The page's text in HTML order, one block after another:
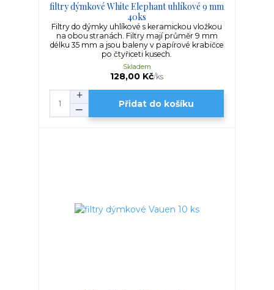
filtry dýmkové White Elephant uhlíkové 9 mm
40ks
Filtry do dýmky uhlíkové s keramickou vložkou
na obou stranách. Filtry mají průměr 9 mm
délku 35 mm a jsou baleny v papírové krabičce
po čtyřiceti kusech.
128,00 Kč/ks
Skladem
Přidat do košíku